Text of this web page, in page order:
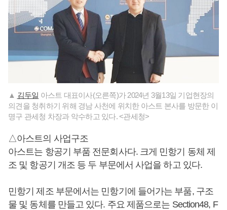
▲ 김두일 아스트 대표이사(오른쪽)가 2024년 3월13일 기업현장의
의견을 청취하기 위해 경남 사천에 위치한 아스트 본사를 방문한 이
명구 관세청 차장과 악수하고 있다. <관세청>
△아스트의 사업구조
아스트는 항공기 부품 전문회사다. 크게 민항기 동체 제
조 및 항공기 개조 등 두 부문에서 사업을 하고 있다.
민항기 제조 부문에서는 민항기에 들어가는 부품, 구조
물 및 동체를 만들고 있다. 주요 제품으로는 Section48, F